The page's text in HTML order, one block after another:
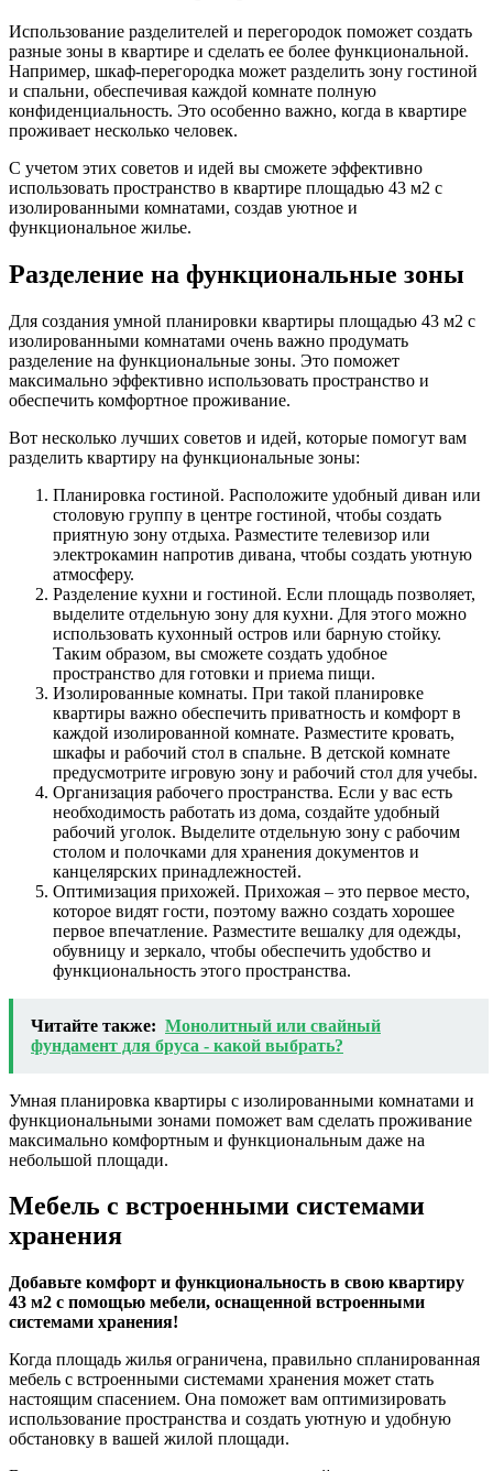
Использование разделителей и перегородок поможет создать
разные зоны в квартире и сделать ее более функциональной.
Например, шкаф-перегородка может разделить зону гостиной
и спальни, обеспечивая каждой комнате полную
конфиденциальность. Это особенно важно, когда в квартире
проживает несколько человек.
С учетом этих советов и идей вы сможете эффективно
использовать пространство в квартире площадью 43 м2 с
изолированными комнатами, создав уютное и
функциональное жилье.
Разделение на функциональные зоны
Для создания умной планировки квартиры площадью 43 м2 с
изолированными комнатами очень важно продумать
разделение на функциональные зоны. Это поможет
максимально эффективно использовать пространство и
обеспечить комфортное проживание.
Вот несколько лучших советов и идей, которые помогут вам
разделить квартиру на функциональные зоны:
Планировка гостиной. Расположите удобный диван или
столовую группу в центре гостиной, чтобы создать
приятную зону отдыха. Разместите телевизор или
электрокамин напротив дивана, чтобы создать уютную
атмосферу.
Разделение кухни и гостиной. Если площадь позволяет,
выделите отдельную зону для кухни. Для этого можно
использовать кухонный остров или барную стойку.
Таким образом, вы сможете создать удобное
пространство для готовки и приема пищи.
Изолированные комнаты. При такой планировке
квартиры важно обеспечить приватность и комфорт в
каждой изолированной комнате. Разместите кровать,
шкафы и рабочий стол в спальне. В детской комнате
предусмотрите игровую зону и рабочий стол для учебы.
Организация рабочего пространства. Если у вас есть
необходимость работать из дома, создайте удобный
рабочий уголок. Выделите отдельную зону с рабочим
столом и полочками для хранения документов и
канцелярских принадлежностей.
Оптимизация прихожей. Прихожая – это первое место,
которое видят гости, поэтому важно создать хорошее
первое впечатление. Разместите вешалку для одежды,
обувницу и зеркало, чтобы обеспечить удобство и
функциональность этого пространства.
Читайте также: Монолитный или свайный
фундамент для бруса - какой выбрать?
Умная планировка квартиры с изолированными комнатами и
функциональными зонами поможет вам сделать проживание
максимально комфортным и функциональным даже на
небольшой площади.
Мебель с встроенными системами
хранения
Добавьте комфорт и функциональность в свою квартиру
43 м2 с помощью мебели, оснащенной встроенными
системами хранения!
Когда площадь жилья ограничена, правильно спланированная
мебель с встроенными системами хранения может стать
настоящим спасением. Она поможет вам оптимизировать
использование пространства и создать уютную и удобную
обстановку в вашей жилой площади.